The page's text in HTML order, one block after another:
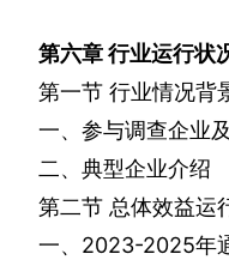
第六章行业运行状
第一节 行业情况背
一、参与调查企业
二、典型企业介绍
第二节 总体效益运
一、 2023-2025年